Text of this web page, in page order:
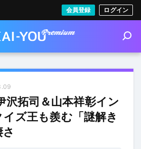
会員登録 ログイン
e
r
拓司＆山本祥彰イン
ズ王も羨む「謎解き